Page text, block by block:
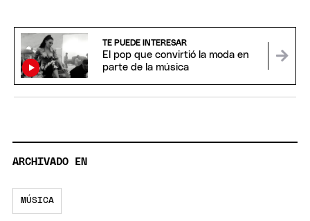
TE PUEDE INTERESAR
El pop que convirtió la moda en
parte de la música
ARCHIVADO EN
MÚSICA